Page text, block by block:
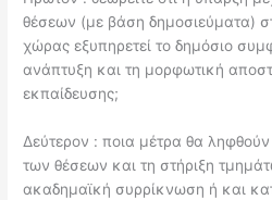
θέσεων (με βάση δημοσιεύματα)
χώρας εξυπηρετεί το δημόσιο
ανάπτυξη και τη μορφωτική
εκπαίδευσης;
Δεύτερον : ποια μέτρα θα
των θέσεων και τη στήριξη
ακαδημαϊκή συρρίκνωση ή και